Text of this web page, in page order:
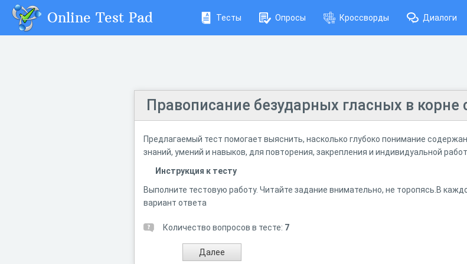
Online Test Pad Тесты Опросы Кроссворды Диалоги
Правописание безударных гласных в корне
Предлагаемый тест помогает выяснить, насколько глубоко понимание
знаний, умений и навыков, для повторения, закрепления и индивидуальной
Инструкция к тесту
Выполните тестовую работу. Читайте задание внимательно, не торопясь.В
вариант ответа
Количество вопросов в тесте: 7